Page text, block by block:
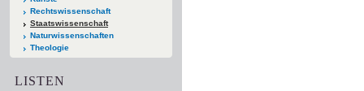
Rechtswissenschaft
Staatswissenschaft
Naturwissenschaften
Theologie
LISTEN